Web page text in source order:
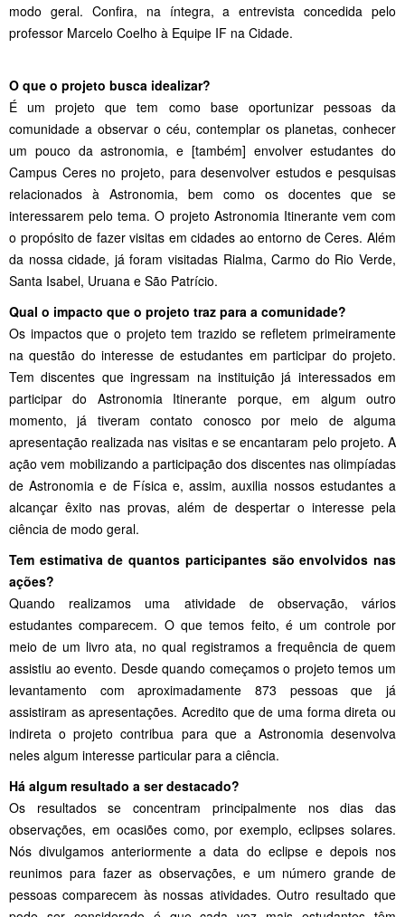
modo geral. Confira, na íntegra, a entrevista concedida pelo
professor Marcelo Coelho à Equipe IF na Cidade.
O que o projeto busca idealizar?
É um projeto que tem como base oportunizar pessoas da
comunidade a observar o céu, contemplar os planetas, conhecer
um pouco da astronomia, e [também] envolver estudantes do
Campus Ceres no projeto, para desenvolver estudos e pesquisas
relacionados à Astronomia, bem como os docentes que se
interessarem pelo tema. O projeto Astronomia Itinerante vem com
o propósito de fazer visitas em cidades ao entorno de Ceres. Além
da nossa cidade, já foram visitadas Rialma, Carmo do Rio Verde,
Santa Isabel, Uruana e São Patrício.
Qual o impacto que o projeto traz para a comunidade?
Os impactos que o projeto tem trazido se refletem primeiramente
na questão do interesse de estudantes em participar do projeto.
Tem discentes que ingressam na instituição já interessados em
participar do Astronomia Itinerante porque, em algum outro
momento, já tiveram contato conosco por meio de alguma
apresentação realizada nas visitas e se encantaram pelo projeto. A
ação vem mobilizando a participação dos discentes nas olimpíadas
de Astronomia e de Física e, assim, auxilia nossos estudantes a
alcançar êxito nas provas, além de despertar o interesse pela
ciência de modo geral.
Tem estimativa de quantos participantes são envolvidos nas
ações?
Quando realizamos uma atividade de observação, vários
estudantes comparecem. O que temos feito, é um controle por
meio de um livro ata, no qual registramos a frequência de quem
assistiu ao evento. Desde quando começamos o projeto temos um
levantamento com aproximadamente 873 pessoas que já
assistiram as apresentações. Acredito que de uma forma direta ou
indireta o projeto contribua para que a Astronomia desenvolva
neles algum interesse particular para a ciência.
Há algum resultado a ser destacado?
Os resultados se concentram principalmente nos dias das
observações, em ocasiões como, por exemplo, eclipses solares.
Nós divulgamos anteriormente a data do eclipse e depois nos
reunimos para fazer as observações, e um número grande de
pessoas comparecem às nossas atividades. Outro resultado que